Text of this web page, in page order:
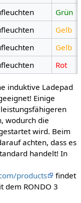
Grün
Gelb
Gelb
Rot
induktive Ladepad
Einige
wodurch die
wird. Beim
achten, dass es
handelt! In
products
findet
dem RONDO 3